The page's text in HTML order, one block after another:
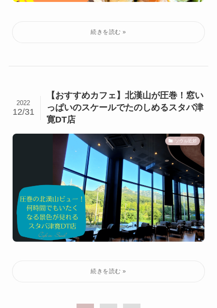
【おすすめカフェ】北漢山が圧巻！窓い
っぱいのスケールでたのしめるスタバ津
寛DT店
2022
12/31
ソウル近郊